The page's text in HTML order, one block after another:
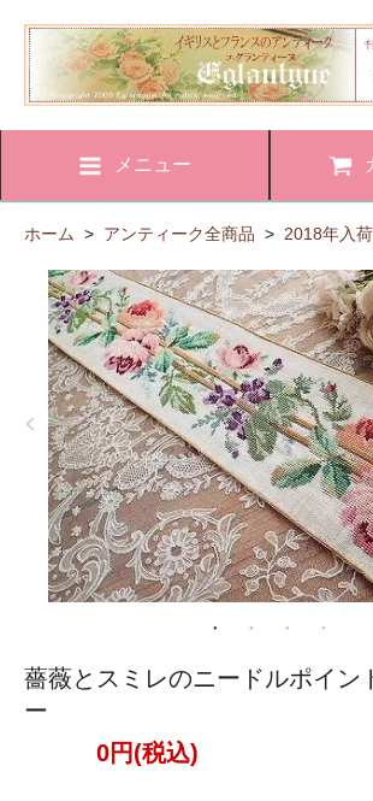
メニュー
ホーム > アンティーク全商品 > 2018年入荷
薔薇とスミレのニードルポイン
ー
0円(税込)